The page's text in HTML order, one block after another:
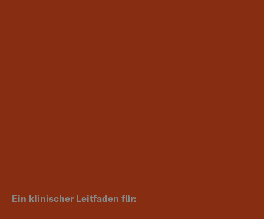
Ein klinischer Leitfaden für: